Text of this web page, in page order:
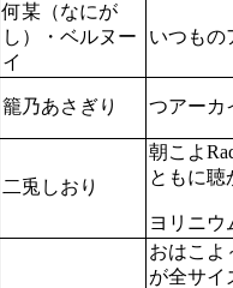
何某（なにが
し）・ベルヌー
イ
いつもの
籠乃あさぎり つアーカ
二兎しおり
朝こよ
ともに聴
ヨリニウ
おはこ
が全サ